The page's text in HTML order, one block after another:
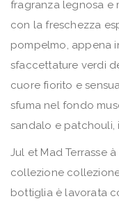
fragranza legnosa e
con la freschezza
pompelmo, appena
sfaccettature verdi
cuore fiorito e
sfuma nel fondo
sandalo e patchouli,
Jul et Mad Terrasse
collezione
bottiglia è lavorata